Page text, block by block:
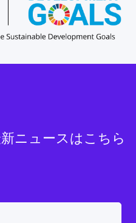
ニュースはこちら